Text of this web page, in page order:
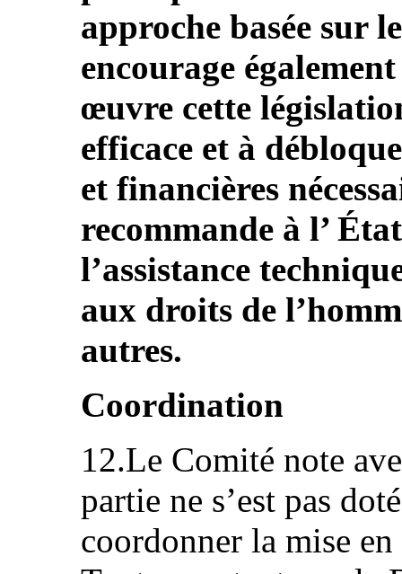
approche basée sur
encourage
œuvre cette
efficace et à
et financières
recommande à l’
l’assistance
aux droits de
autres.
Coordination
12.Le Comité note
partie ne s’est pas
coordonner la mise